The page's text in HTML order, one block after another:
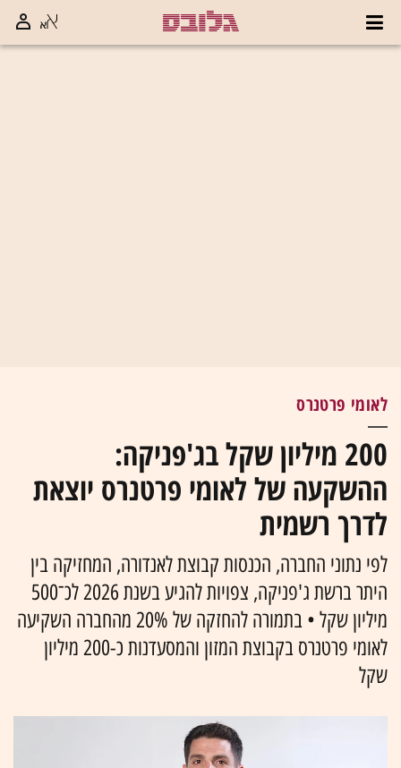
לאומי פרטנרס
200 מיליון שקל בג'פניקה:
ההשקעה של לאומי פרטנרס יוצאת
לדרך רשמית
לפי נתוני החברה, הכנסות קבוצת לאנדורה, המחזיקה בין
היתר ברשת ג'פניקה, צפויות להגיע בשנת 2026 לכ־500
מיליון שקל • בתמורה להחזקה של 20% מהחברה השקיעה
לאומי פרטנרס בקבוצת המזון והמסעדנות כ-200 מיליון
שקל